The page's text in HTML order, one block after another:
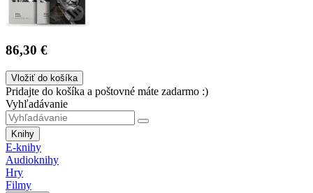
86,30 €
Vložiť do košíka
Pridajte do košíka a poštovné máte zadarmo :)
Vyhľadávanie
Knihy
E-knihy
Audioknihy
Hry
Filmy